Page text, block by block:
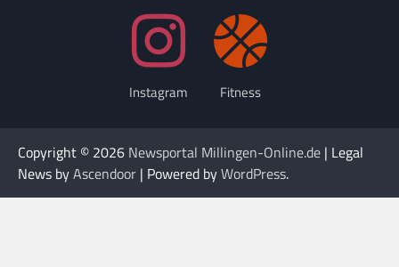
Instagram Fitness
Copyright © 2026 Newsportal Millingen-Online.de | Legal
News byAscendoor | Powered byWordPress.